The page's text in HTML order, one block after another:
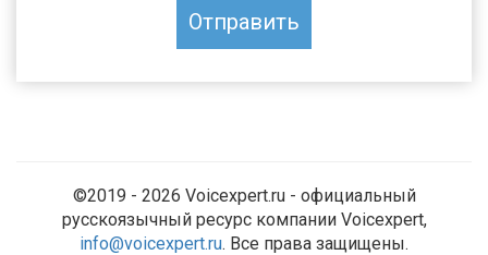
©2019 - 2026 Voicexpert.ru - официальный
русскоязычный ресурс компании Voicexpert,
info@voicexpert.ru. Все права защищены.